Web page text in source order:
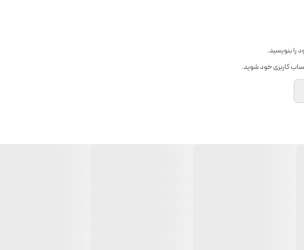
را بنویسید.
حساب کاربری خود شوید.